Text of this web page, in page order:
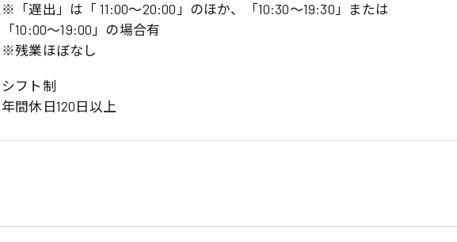
立、加工
市中区
すべて
制すべて 月給制すべて 時給1000円～
※「遅出」は「 11:00〜20:00」のほか、「10:30〜19:30」または
「10:00〜19:00」の場合有
※残業ほぼなし
シフト制
年間休日120日以上